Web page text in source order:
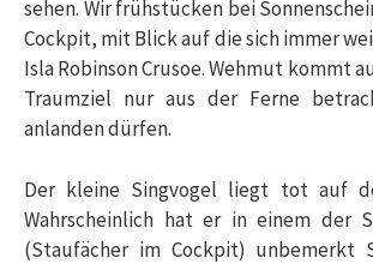
sehen. Wir frühstücken bei
Cockpit, mit Blick auf die sich immer
Isla Robinson Crusoe. Wehmut kommt
Traumziel nur aus der Ferne
anlanden dürfen.
Der kleine Singvogel liegt tot auf
Wahrscheinlich hat er in einem der
(Staufächer im Cockpit) unbemerkt